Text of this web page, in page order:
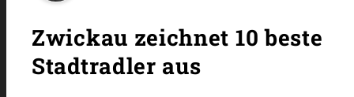
Zwickau zeichnet 10 beste
Stadtradler aus